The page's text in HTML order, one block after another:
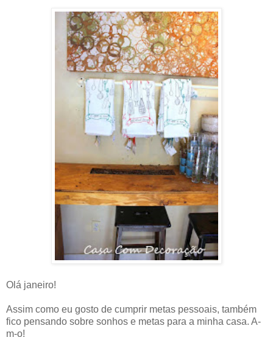
Olá janeiro!
Assim como eu gosto de cumprir metas pessoais, também
fico pensando sobre sonhos e metas para a minha casa. A-
m-o!